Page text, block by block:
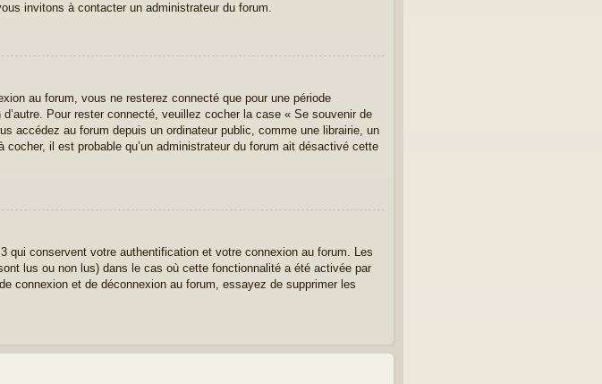
invitons à contacter un administrateur du forum.
au forum, vous ne resterez connecté que pour une période
Pour rester connecté, veuillez cocher la case « Se souvenir de
accédez au forum depuis un ordinateur public, comme une librairie, un
il est probable qu’un administrateur du forum ait désactivé cette
qui conservent votre authentification et votre connexion au forum. Les
lus ou non lus) dans le cas où cette fonctionnalité a été activée par
connexion et de déconnexion au forum, essayez de supprimer les